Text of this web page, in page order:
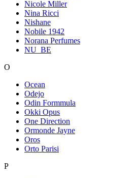
Nicole Miller
Nina Ricci
Nishane
Nobile 1942
Norana Perfumes
NU_BE
O
Ocean
Odejo
Odin Formmula
Okki Opus
One Direction
Ormonde Jayne
Oros
Orto Parisi
P